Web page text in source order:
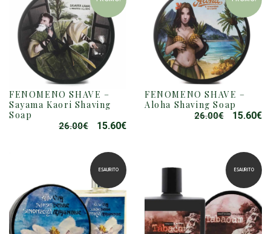
26.00€.
FENOMENO SHAVE –
Sayama Kaori Shaving
Soap
26.00€
IL
ORIGINALE
26.00€.
15.60€IL
È:
FENOMENO SHAVE –
Aloha Shaving Soap
26.00€
IL
ERA:
26.00€.
15.60€IL
ESAURITO ESAURITO